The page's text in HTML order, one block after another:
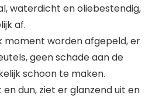
waterdicht en oliebestendig,
af.
moment worden afgepeld, er
geen schade aan de
schoon te maken.
dun, ziet er glanzend uit en